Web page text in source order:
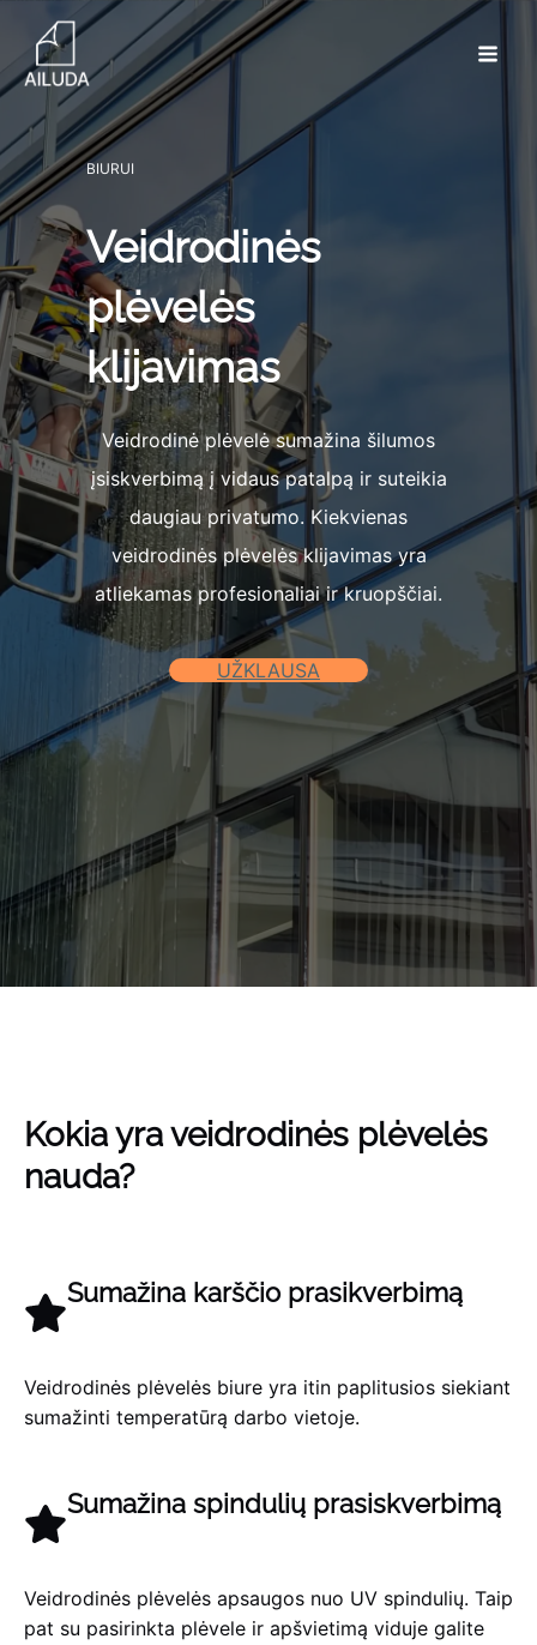
content
BIURUI
Veidrodinės
plėvelės
klijavimas
Veidrodinė plėvelė sumažina šilumos
įsiskverbimą į vidaus patalpą ir suteikia
daugiau privatumo. Kiekvienas
veidrodinės plėvelės klijavimas yra
atliekamas profesionaliai ir kruopščiai.
UŽKLAUSA
Kokia yra veidrodinės plėvelės
nauda?
Sumažina karščio prasikverbimą
Veidrodinės plėvelės biure yra itin paplitusios siekiant
sumažinti temperatūrą darbo vietoje.
Sumažina spindulių prasiskverbimą
Veidrodinės plėvelės apsaugos nuo UV spindulių. Taip
pat su pasirinkta plėvele ir apšvietimą viduje galite